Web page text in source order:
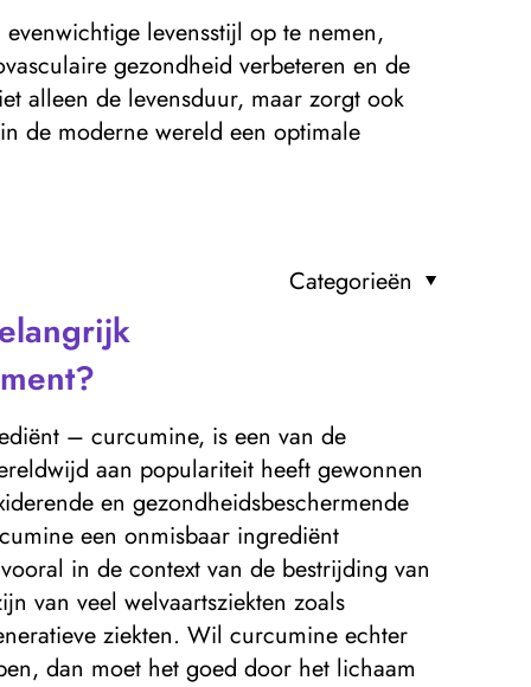
levensstijl op te nemen,
gezondheid verbeteren en de
alleen de levensduur, maar zorgt ook
de moderne wereld een optimale
Categorieën
– curcumine, is een van de
aan populariteit heeft gewonnen
en gezondheidsbeschermende
een onmisbaar ingrediënt
in de context van de bestrijding van
van veel welvaartsziekten zoals
ziekten. Wil curcumine echter
dan moet het goed door het lichaam